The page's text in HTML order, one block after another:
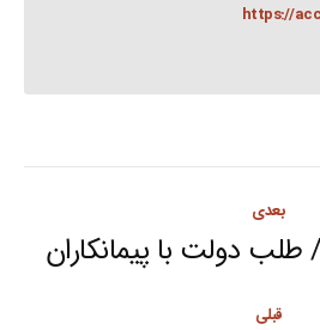
https://
قبلی
بعدی
Next
طلب دولت با پیمانکاران